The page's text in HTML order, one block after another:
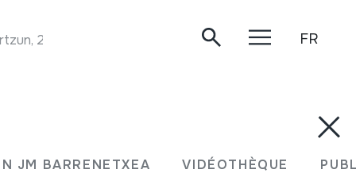
JM BARRENETXEA VIDÉOTHÈQUE
2019.
FR